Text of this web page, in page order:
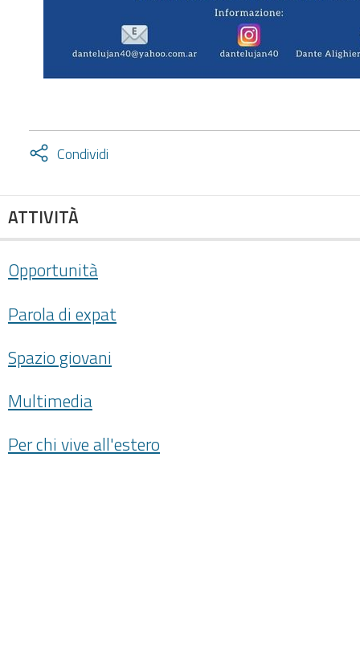
Condividi
Attiva
ATTIVITÀ
Opportunità
Parola di expat
Spazio giovani
Multimedia
Per chi vive all'estero